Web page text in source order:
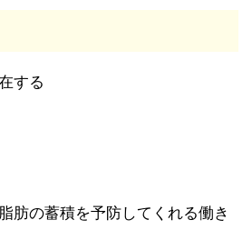
する
肪の蓄積を予防してくれる働き